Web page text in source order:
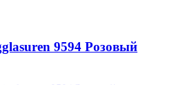
9594 Розовый